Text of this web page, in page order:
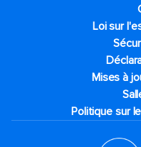
Loi sur
Mises à
Politique sur